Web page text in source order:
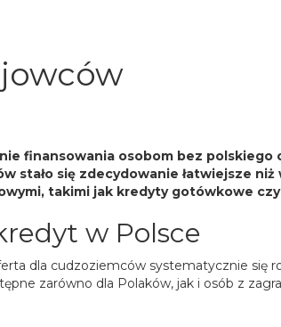
finansowania osobom bez
się zdecydowanie łatwiejsze
takimi jak kredyty gotówkowe
w Polsce
dla cudzoziemców systematycznie
zarówno dla Polaków, jak i osób z